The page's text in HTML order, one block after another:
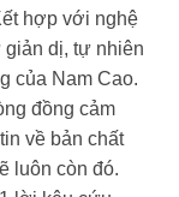
hợp với nghệ
giản dị, tự nhiên
của Nam Cao.
đồng cảm
về bản chất
luôn còn đó.